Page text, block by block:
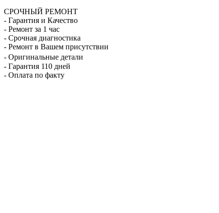
СРОЧНЫЙ РЕМОНТ
- Гарантия и Качество
- Ремонт за 1 час
- Срочная диагностика
- Ремонт в Вашем присутствии
- Оригинальные детали
- Гарантия 110 дней
- Оплата по факту